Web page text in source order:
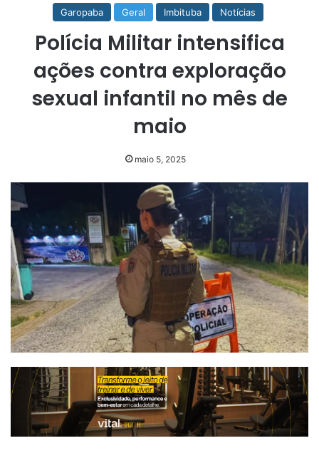
Garopaba Geral Imbituba Notícias
Polícia Militar intensifica
ações contra exploração
sexual infantil no mês de
maio
maio 5, 2025